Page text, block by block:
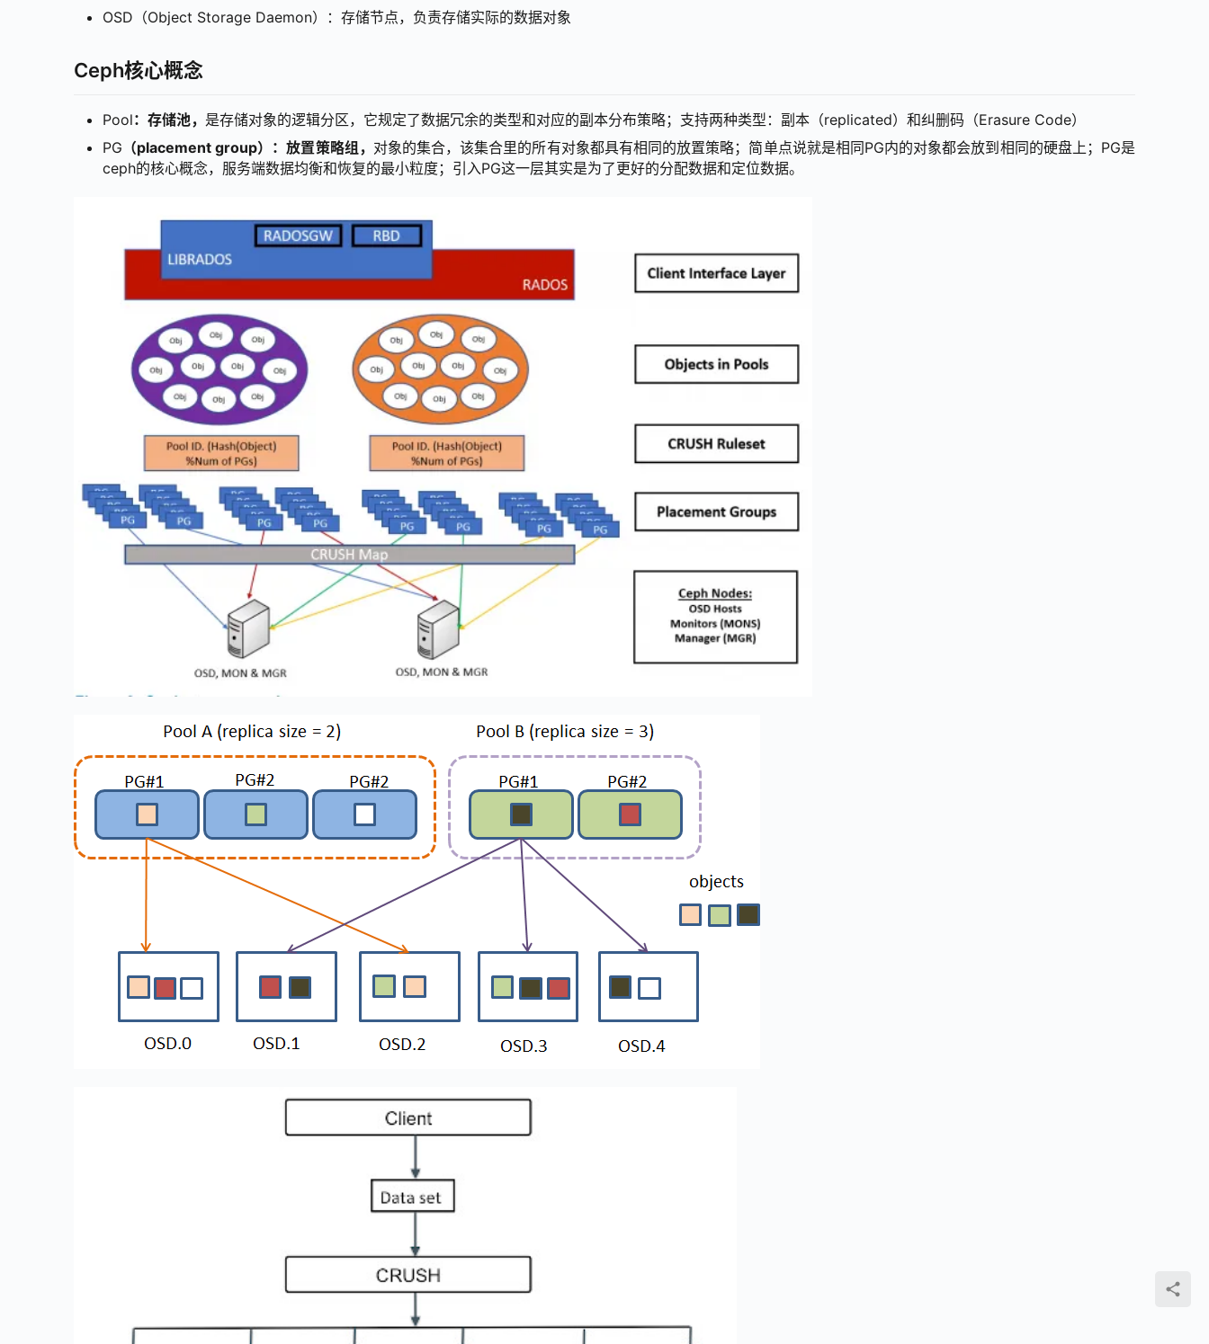
OSD（Object Storage Daemon）：存储节点，负责存储实际的数据对象
Ceph核心概念
Pool：存储池， 是存储对象的逻辑分区，它规定了数据冗余的类型和对应的副本分布策略；支持两种类型：副本（replicated）和纠删码（Erasure Code）
PG （placement group）：放置策略组， 对象的集合，该集合里的所有对象都具有相同的放置策略；简单点说就是相同PG内的对象都会放到相同的硬盘上；PG是
ceph的核心概念，服务端数据均衡和恢复的最小粒度；引入PG这一层其实是为了更好的分配数据和定位数据。